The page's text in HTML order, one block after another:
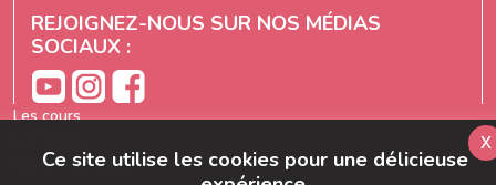
REJOIGNEZ-NOUS SUR NOS MÉDIAS
SOCIAUX :
Les cours
Les témoignages
Ce site utilise les cookies pour une délicieuse
x